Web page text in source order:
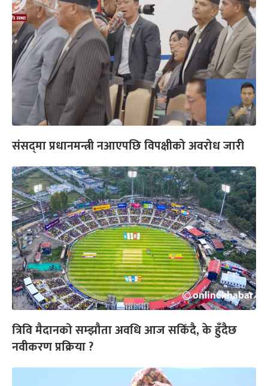
संसद्‌मा प्रधानमन्त्री नआएपछि विपक्षीको अवरोध जारी
त्रिवि मैदानको सम्झौता अवधि आज सकिँदै, के हुँदैछ
नवीकरण प्रक्रिया ?